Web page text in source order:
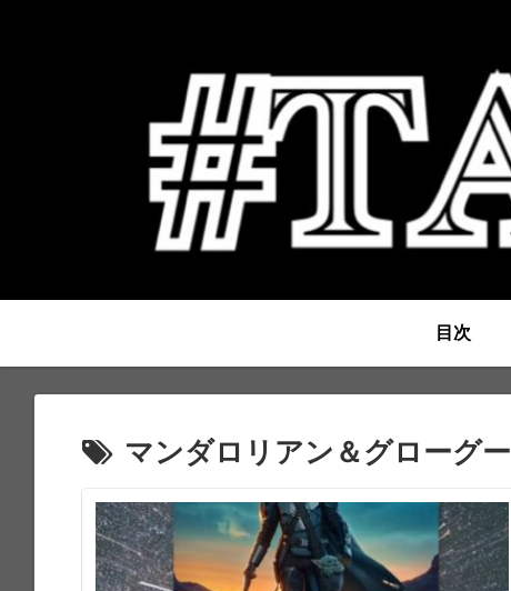
目次
マンダロリアン＆グローグー